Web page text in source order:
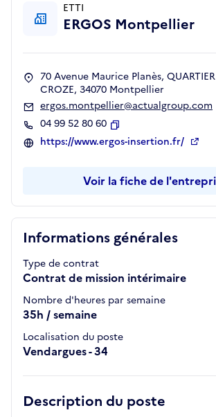
Informations générales
Type de contrat
Contrat de mission intérimaire
Nombre d'heures par semaine
35h / semaine
Localisation du poste
Vendargues - 34
Description du poste
ETTI
ERGOS Montpellier
70 Avenue Maurice Planès,
CROZE, 34070 Montpellier
ergos.montpellier@actualgroup.com
04 99 52 80 60
Copier
https://www.ergos-insertion.fr/
Voir la fiche de